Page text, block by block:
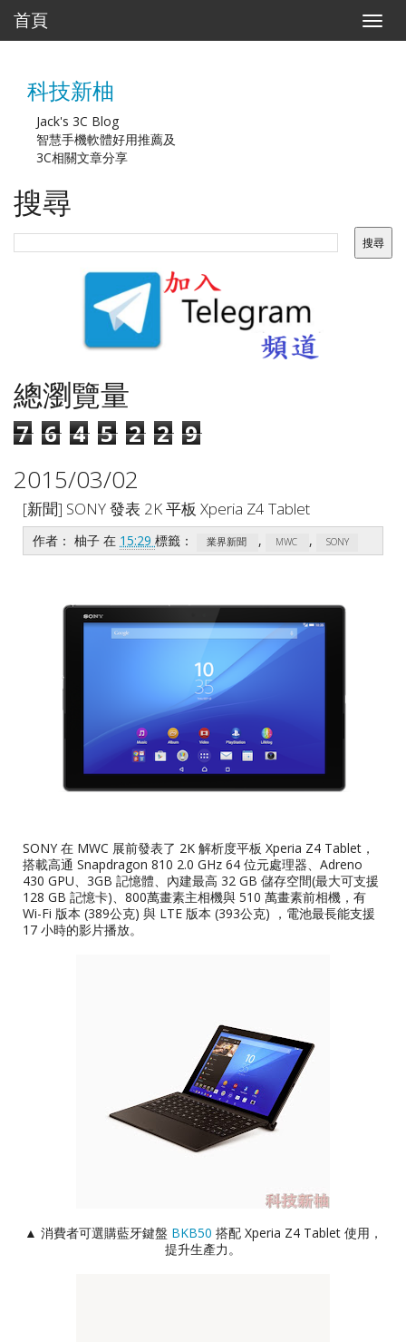
T
o
o
首頁
科技新柚
Jack's 3C Blog
智慧手機軟體好用推薦及
3C相關文章分享
搜尋
總瀏覽量
7 6 4 5 2 2 9
2015/03/02
[新聞] SONY 發表 2K 平板 Xperia Z4 Tablet
作者： 柚子 在 15:29 標籤： 業界新聞 , MWC , SONY
SONY 在 MWC 展前發表了 2K 解析度平板 Xperia Z4 Tablet，
搭載高通 Snapdragon 810 2.0 GHz 64 位元處理器、Adreno
430 GPU、3GB 記憶體、內建最高 32 GB 儲存空間(最大可支援
128 GB 記憶卡)、800萬畫素主相機與 510 萬畫素前相機，有
Wi-Fi 版本 (389公克) 與 LTE 版本 (393公克) ，電池最長能支援
17 小時的影片播放。
▲ 消費者可選購藍牙鍵盤 BKB50 搭配 Xperia Z4 Tablet 使用，
提升生產力。